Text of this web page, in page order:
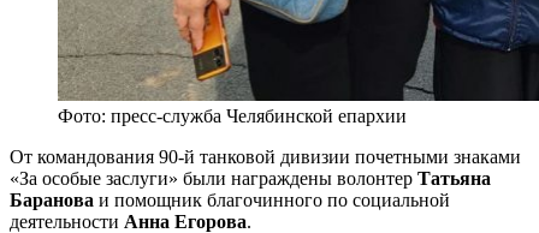
Фото: пресс-служба Челябинской епархии
От командования 90-й танковой дивизии почетными знаками
«За особые заслуги» были награждены волонтер Татьяна
Баранова и помощник благочинного по социальной
деятельности Анна Егорова.